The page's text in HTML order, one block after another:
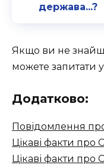
держава...?
Якщо ви не
можете запитати
Додатково:
Повідомлення
Цікаві факти про
Цікаві факти про